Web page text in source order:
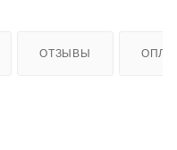
ОТЗЫВЫ